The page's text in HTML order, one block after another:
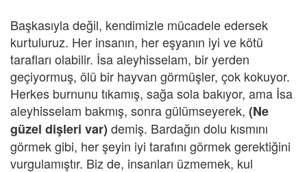
Başkasıyla değil, kendimizle mücadele edersek
kurtuluruz. Her insanın, her eşyanın iyi ve kötü
tarafları olabilir. İsa aleyhisselam, bir yerden
geçiyormuş, ölü bir hayvan görmüşler, çok kokuyor.
Herkes burnunu tıkamış, sağa sola bakıyor, ama İsa
aleyhisselam bakmış, sonra gülümseyerek, (Ne
güzel dişleri var) demiş. Bardağın dolu kısmını
görmek gibi, her şeyin iyi tarafını görmek gerektiğini
vurgulamıştır. Biz de, insanları üzmemek, kul